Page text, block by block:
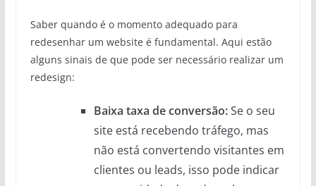
Saber quando é o momento adequado para
redesenhar um website é fundamental. Aqui estão
alguns sinais de que pode ser necessário realizar um
redesign:
Baixa taxa de conversão:Se o seu
site está recebendo tráfego, mas
não está convertendo visitantes em
clientes ou leads, isso pode indicar